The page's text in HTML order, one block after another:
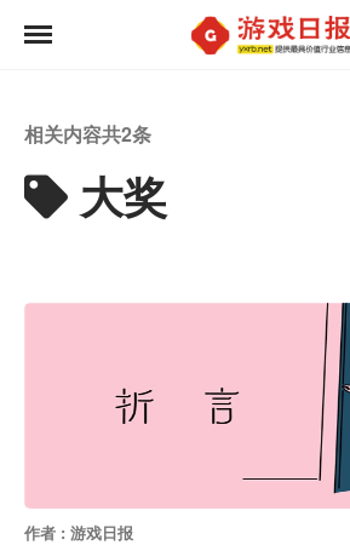
相关内容共2条
大奖
作者 : 游戏日报